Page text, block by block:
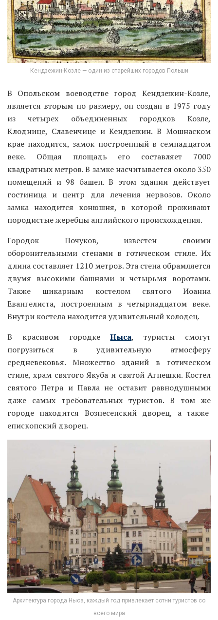
Клоднице, Славенчице и Кендзежин. В Мошнаском
крае находится, замок построенный в семнадцатом
веке. Общая площадь его составляет 7000
квадратных метров. В замке насчитывается около 350
помещений и 98 башен. В этом здании действует
гостиница и центр для лечения нервозов. Около
породистые жеребцы английского происхождения.
Городок Почуков, известен своими
оборонительными стенами в готическом стиле. Их
длина составляет 1210 метров. Эта стена обрамляется
двумя высокими башнями и четырьмя воротами.
Также шикарным костелом святого Иоанна
Евангелиста, построенным в четырнадцатом веке.
Внутри костела находится удивительный колодец.
В красивом городкеНыса, туристы смогут
погрузиться в удивительную атмосферу
средневековья. Множество зданий в готическом
стиле, храм святого Якуба и святой Агнешки. Костел
святого Петра и Павла не оставит равнодушными
даже самых требовательных туристов. В том же
городе находится Вознесенский дворец, а также
епископский дворец.
Архитектура города Ныса, каждый год привлекает сотни туристов со
всего мира
Удивительный город Бжег, подарит туристам
множество ярких впечатлений от замка Силезских
Пястов, в стиле ренессанс. Также там находится
интересная галерея из трех этажей, где разместился
музей Пястов, там же проводятся концерты венской
классической музыки. В Ополе-Олесно есть не такие
богатые с первого раза, но очень уютные костелы
семнадцатого века, построенные исключительно из
дерева. Верующим людям интересно будет побывать